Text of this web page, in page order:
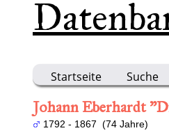
Startseite Suche
Johann Eberhardt
1792 - 1867 (74 Jahre)